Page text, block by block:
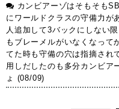
カンビアーゾはそもそも
にワールドクラスの守備力が
人追加して3バックにしない
もブレーメルがいなくなって
てた時も守備の穴は指摘され
用しだしたのも多分カンビア
ょ (08/09)